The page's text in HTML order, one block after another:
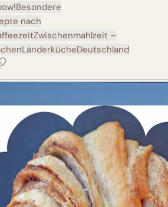
Besondere
nach
Zwischenmahlzeit –
LänderkücheDeutschland